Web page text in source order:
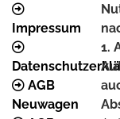
Impressum
AGB
Neuwagen
1.